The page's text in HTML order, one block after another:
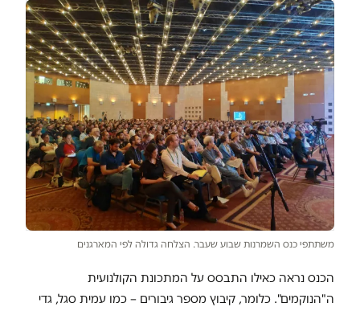
משתתפי כנס השמרנות שבוע שעבר. הצלחה גדולה לפי המארגנים
הכנס נראה כאילו התבסס על המתכונת הקולנועית
ה"הנוקמים". כלומר, קיבוץ מספר גיבורים – כמו עמית סגל, גדי